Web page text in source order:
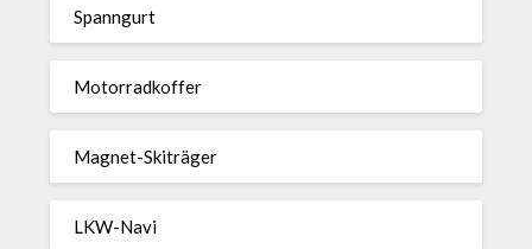
Spann­gurt
Motor­rad­koffer
Magnet-Ski­träger
LKW-Navi